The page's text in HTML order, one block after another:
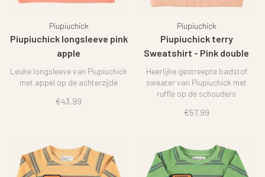
Piupiuchick
Piupiuchick longsleeve pink
apple
Leuke longsleeve van Piupiuchick
met appel op de achterzijde
€43,99
Piupiuchick
Piupiuchick terry
Sweatshirt - Pink double
stripes
Heerlijke gestreepte badstof
sweater van Piupiuchick met
ruffle op de schouders
€57,99